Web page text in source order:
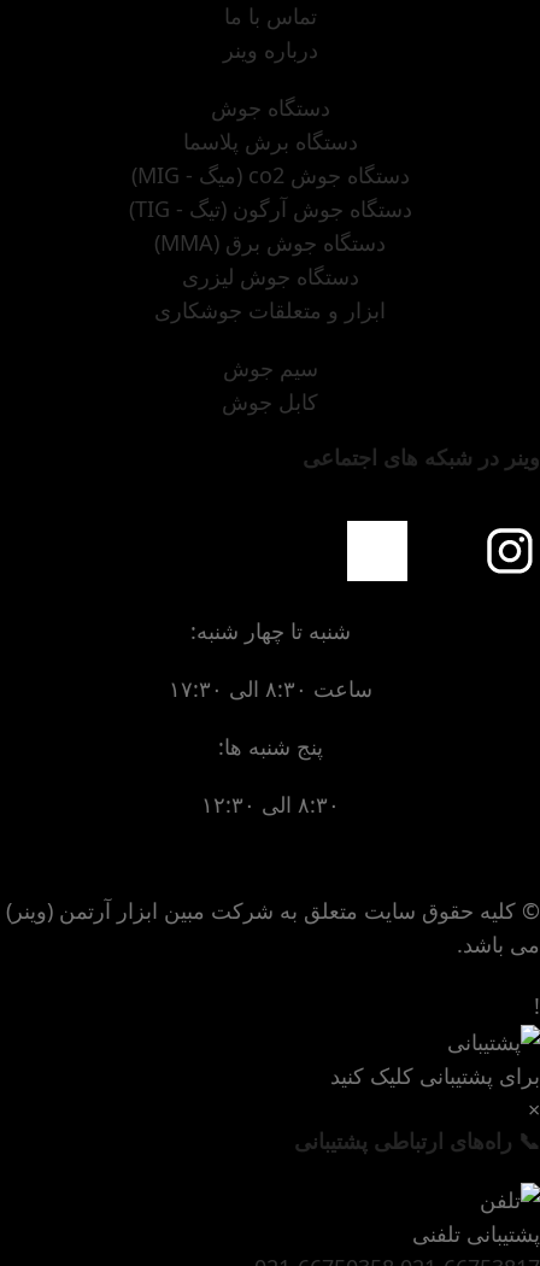
تماس با ما
درباره وینر
دستگاه جوش
دستگاه برش پلاسما
دستگاه جوش co2 (میگ - MIG)
دستگاه جوش آرگون (تیگ - TIG)
دستگاه جوش برق (MMA)
دستگاه جوش لیزری
ابزار و متعلقات جوشکاری
سیم جوش
کابل جوش
وینر در شبکه های اجتماعی
شنبه تا چهار شنبه:
ساعت ۸:۳۰ الی ۱۷:۳۰
پنج شنبه ها:
۸:۳۰ الی ۱۲:۳۰
© کلیه حقوق سایت متعلق به شرکت مبین ابزار آرتمن (وینر)
می باشد.
!
برای پشتیبانی کلیک کنید
×
📞 راه‌های ارتباطی پشتیبانی
پشتیبانی تلفنی